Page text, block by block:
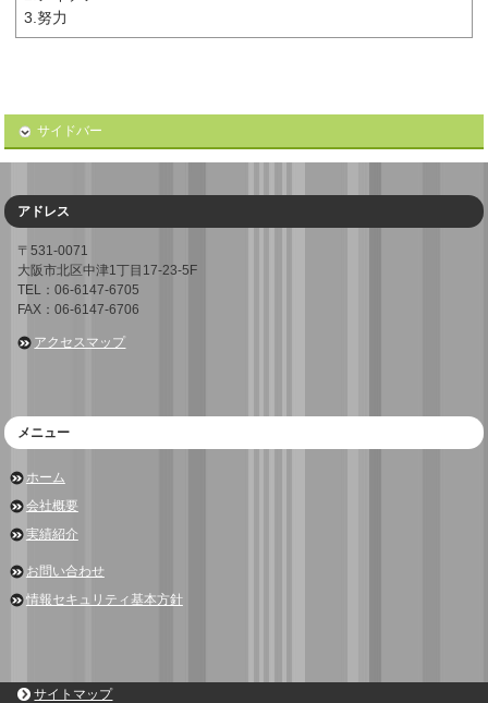
3.努力
サイドバー
アドレス
〒531-0071
大阪市北区中津1丁目17-23-5F
TEL：06-6147-6705
FAX：06-6147-6706
アクセスマップ
メニュー
ホーム
会社概要
実績紹介
お問い合わせ
情報セキュリティ基本方針
サイトマップ